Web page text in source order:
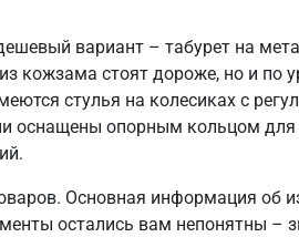
вариант – табурет на
кожзама стоят дороже, но и по
стулья на колесиках с
оснащены опорным кольцом для
Основная информация об
остались вам непонятны –